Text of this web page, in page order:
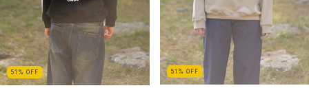
51 % OFF 51 % OFF